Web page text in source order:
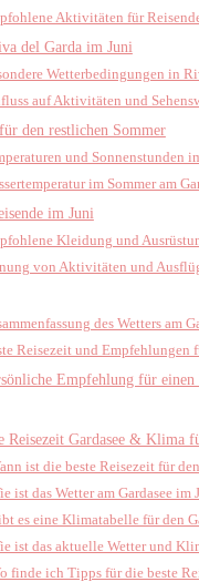
Aktivitäten für
del Garda im Juni
Wetterbedingungen in
auf Aktivitäten und
den restlichen Sommer
und Sonnenstunden
im Sommer am
im Juni
Kleidung und
von Aktivitäten und
des Wetters am
Reisezeit und Empfehlungen
Empfehlung für einen
Reisezeit Gardasee & Klima
ist die beste Reisezeit für
ist das Wetter am Gardasee im
es eine Klimatabelle für den
ist das aktuelle Wetter und
finde ich Tipps für die beste